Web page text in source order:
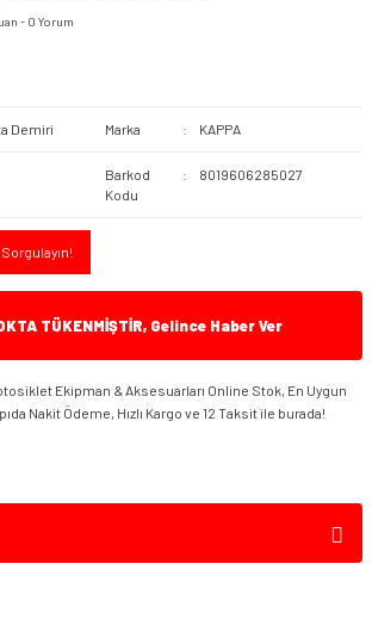
- 0 Yorum
Demiri Marka KAPPA
Barkod
Kodu
8019606285027
TÜKENMİŞTİR, Gelince Haber Ver
Ekipman & Aksesuarları Online Stok, En Uygun
Nakit Ödeme, Hızlı Kargo ve 12 Taksit ile burada!